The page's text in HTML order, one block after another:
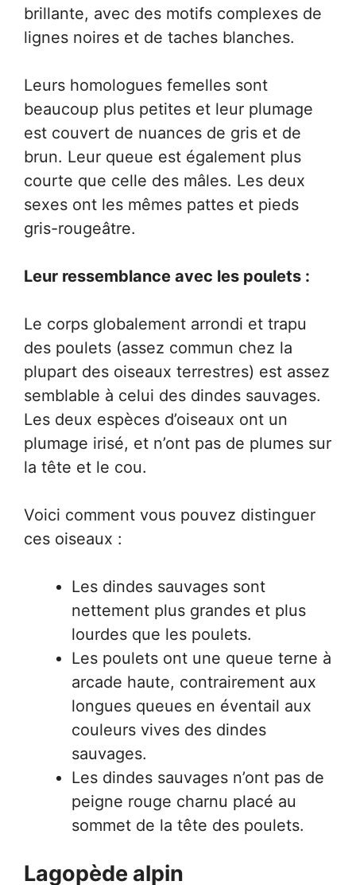
brillante, avec des motifs complexes de
lignes noires et de taches blanches.
Leurs homologues femelles sont
beaucoup plus petites et leur plumage
est couvert de nuances de gris et de
brun. Leur queue est également plus
courte que celle des mâles. Les deux
sexes ont les mêmes pattes et pieds
gris-rougeâtre.
Leur ressemblance avec les poulets :
Le corps globalement arrondi et trapu
des poulets (assez commun chez la
plupart des oiseaux terrestres) est assez
semblable à celui des dindes sauvages.
Les deux espèces d’oiseaux ont un
plumage irisé, et n’ont pas de plumes sur
la tête et le cou.
Voici comment vous pouvez distinguer
ces oiseaux :
Les dindes sauvages sont
nettement plus grandes et plus
lourdes que les poulets.
Les poulets ont une queue terne à
arcade haute, contrairement aux
longues queues en éventail aux
couleurs vives des dindes
sauvages.
Les dindes sauvages n’ont pas de
peigne rouge charnu placé au
sommet de la tête des poulets.
Lagopède alpin